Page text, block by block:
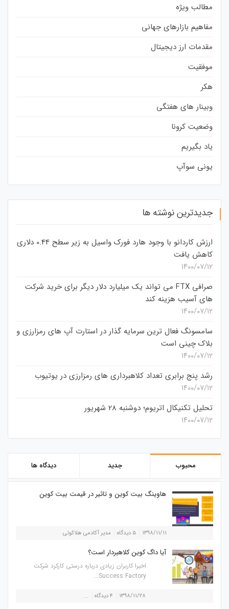
مطالب ویژه
مفاهیم بازارهای جهانی
مقدمات ارز دیجیتال
موفقیت
هکر
وبینار های هفتگی
وضعیت کرونا
یاد بگیریم
یونی سوآپ
جدیدترین نوشته ها
ارزش کاردانو با وجود هارد فورک واسیل به زیر سطح 0.44 دلاری
کاهش یافت
۱۴۰۰/۰۷/۱۲
صرافی FTX می تواند یک میلیارد دلار دیگر برای خرید شرکت
های آسیب هزینه کند
۱۴۰۰/۰۷/۱۲
سامسونگ فعال‌ ترین سرمایه‌ گذار در استارت‌ آپ‌ های رمزارزی و
بلاک چینی است
۱۴۰۰/۰۷/۱۲
رشد پنج برابری تعداد کلاهبرداری های رمزارزی در یوتیوب
۱۴۰۰/۰۷/۱۲
تحلیل تکنیکال اتریوم؛ دوشنبه 28 شهریور
۱۴۰۰/۰۷/۱۲
محبوب جدید دیدگاه ها
هاوینگ بیت کوین و تاثیر در قیمت بیت کوین
۱۳۹۸/۱۱/۱۱ ۵ دیدگاه مدیر آکادمی هلاکوئی
آیا داگ کوین کلاهبردار است؟
اخیرا کاربران زیادی درباره درستی کارکرد شرکت
Success Factory...
۱۳۹۸/۱۱/۲۸ ۴ دیدگاه ...